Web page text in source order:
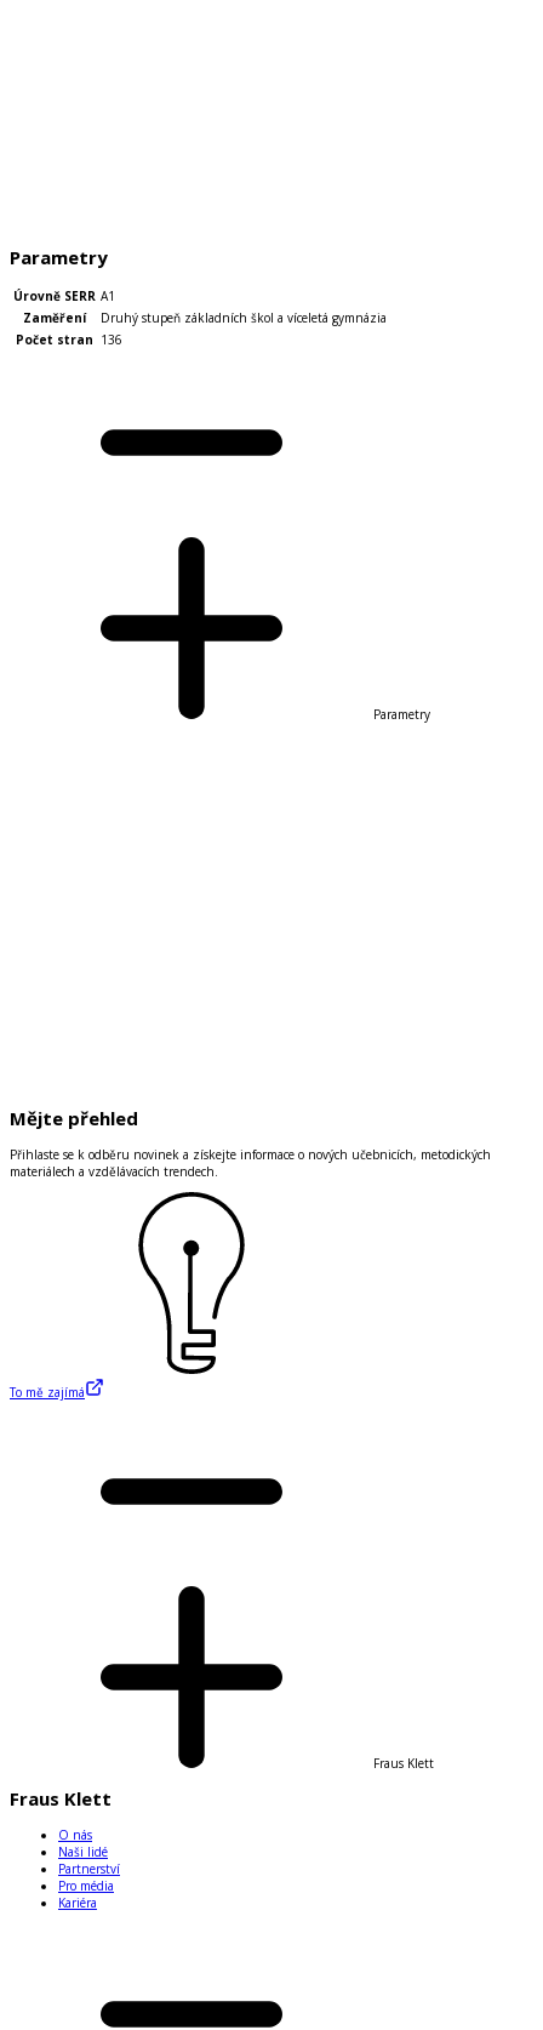
Parametry
Úrovně SERR A1
Zaměření
Druhý stupeň základních škol a víceletá gymnázia
Počet stran 136
Parametry
Mějte přehled
Přihlaste se k odběru novinek a získejte informace o nových učebnicích, metodických
materiálech a vzdělávacích trendech.
To mě zajímá
Fraus Klett
Fraus Klett
O nás
Naši lidé
Partnerství
Pro média
Kariéra